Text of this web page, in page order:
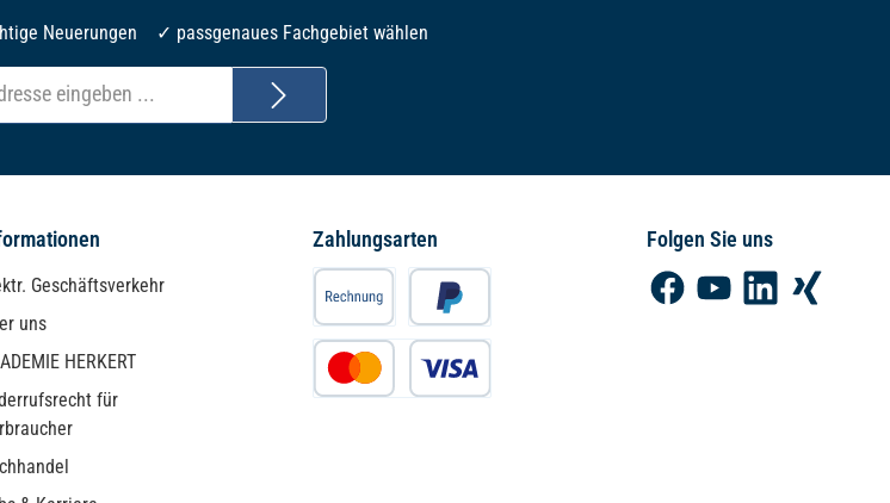
Neuerungen ✓ passgenaues Fachgebiet wählen
Geschäftsverkehr
uns
HERKERT
für
Zahlungsarten Folgen Sie uns
FacebookYouTubeLinkedInXing